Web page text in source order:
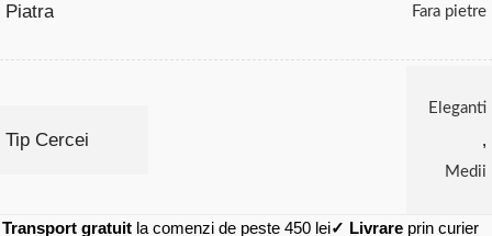
Piatra Fara pietre
Tip Cercei
Eleganti
,
Medii
Transport gratuit la comenzi de peste 450 lei✓ Livrare prin curier